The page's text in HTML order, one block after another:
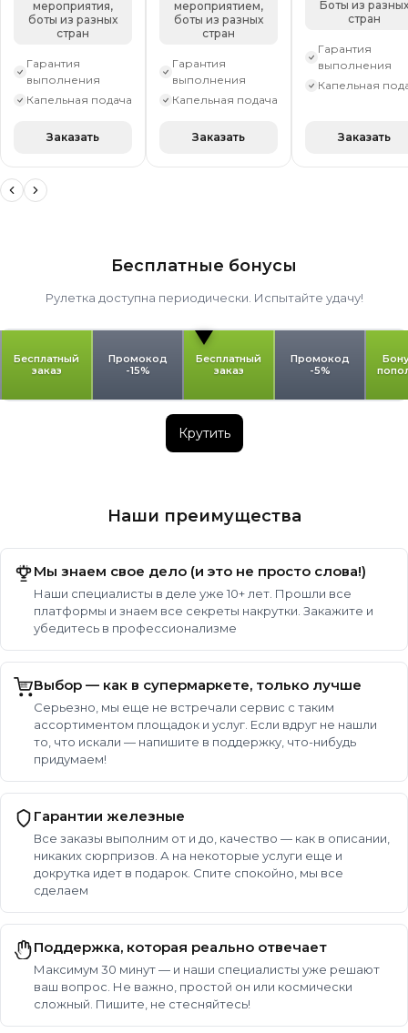
мероприятия,
боты из разных
стран
Гарантия
выполнения
Капельная подача
Заказать
мероприятием,
боты из разных
стран
Гарантия
выполнения
Капельная подача
Заказать
Боты из разных
стран
Гарантия
выполнения
Капельная
Заказать
Бесплатные бонусы
Рулетка доступна периодически. Испытайте удачу!
Бесплатный
заказ
Промокод
-15%
Бесплатный
заказ
Промокод
-5%
Крутить
Наши преимущества
Мы знаем свое дело (и это не просто слова!)
Наши специалисты в деле уже 10+ лет. Прошли все
платформы и знаем все секреты накрутки. Закажите и
убедитесь в профессионализме
Выбор — как в супермаркете, только лучше
Серьезно, мы еще не встречали сервис с таким
ассортиментом площадок и услуг. Если вдруг не нашли
то, что искали — напишите в поддержку, что-нибудь
придумаем!
Гарантии железные
Все заказы выполним от и до, качество — как в описании,
никаких сюрпризов. А на некоторые услуги еще и
докрутка идет в подарок. Спите спокойно, мы все
сделаем
Поддержка, которая реально отвечает
Максимум 30 минут — и наши специалисты уже решают
ваш вопрос. Не важно, простой он или космически
сложный. Пишите, не стесняйтесь!